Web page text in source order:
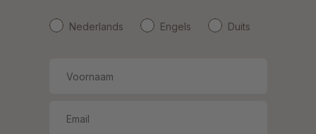
Nederlands Engels Duits